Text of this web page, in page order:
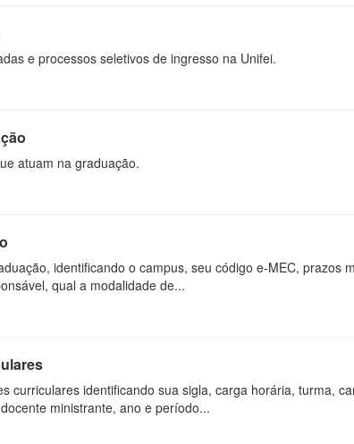
e processos seletivos de ingresso na Unifei.
atuam na graduação.
identificando o campus, seu código e-MEC, prazos
qual a modalidade de...
curriculares identificando sua sigla, carga horária, turma,
ministrante, ano e período...